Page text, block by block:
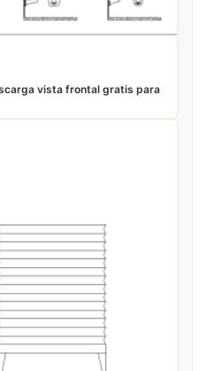
vista frontal gratis para